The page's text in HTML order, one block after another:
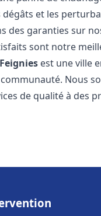
et les
des garanties sur
sont notre
Feignies est une ville
Nous
de qualité à des